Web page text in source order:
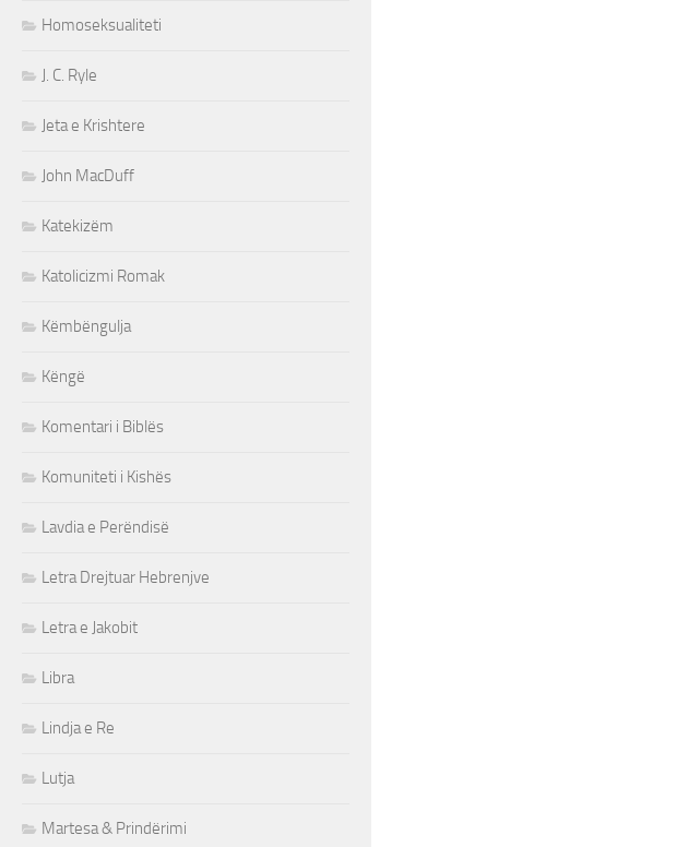
Homoseksualiteti
J. C. Ryle
Jeta e Krishtere
John MacDuff
Katekizëm
Katolicizmi Romak
Këmbëngulja
Këngë
Komentari i Biblës
Komuniteti i Kishës
Lavdia e Perëndisë
Letra Drejtuar Hebrenjve
Letra e Jakobit
Libra
Lindja e Re
Lutja
Martesa & Prindërimi